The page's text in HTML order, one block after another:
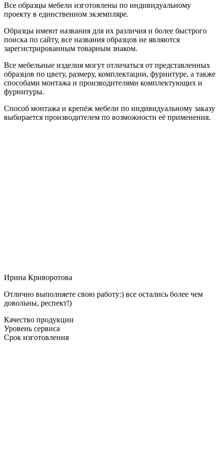
Все образцы мебели изготовлены по индивидуальному
проекту в единственном экземпляре.
Образцы имеют названия для их различия и более быстрого
поиска по сайту, все названия образцов не являются
зарегистрированным товарным знаком.
Все мебельные изделия могут отличаться от представленных
образцов по цвету, размеру, комплектации, фурнитуре, а также
способами монтажа и производителями комплектующих и
фурнитуры.
Способ монтажа и крепёж мебели по индивидуальному заказу
выбирается производителем по возможности её применения.
Ирина Криворотова
Отлично выполняете свою работу:) все остались более чем
довольны, респект!)
Качество продукции
Уровень сервиса
Срок изготовления